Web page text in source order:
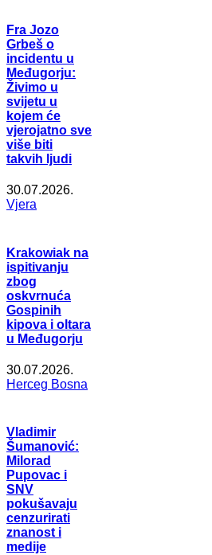
Fra Jozo
Grbeš o
incidentu u
Međugorju:
Živimo u
svijetu u
kojem će
vjerojatno sve
više biti
takvih ljudi
30.07.2026.
Vjera
Krakowiak na
ispitivanju
zbog
oskvrnuća
Gospinih
kipova i oltara
u Međugorju
30.07.2026.
Herceg Bosna
Vladimir
Šumanović:
Milorad
Pupovac i
SNV
pokušavaju
cenzurirati
znanost i
medije